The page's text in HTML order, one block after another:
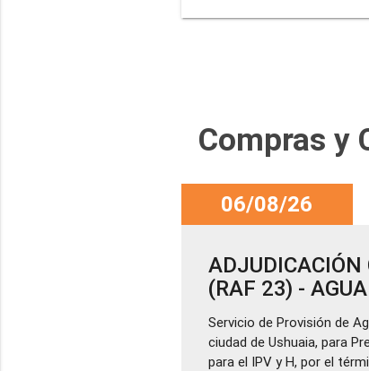
adjudicación de lotes a
Compras y
06/08/26
(RAF 23) -
Servicio de Provisión de
ciudad de Ushuaia, para
para el IPV y H, por el